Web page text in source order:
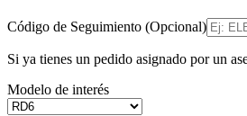
Código de Seguimiento (Opcional)
Si ya tienes un pedido asignado por un
Modelo de interés